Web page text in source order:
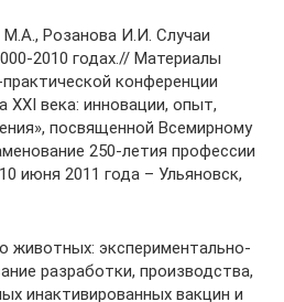
Розанова И.И. Случаи
2010 годах.// Материалы
конференции
XXI века: инновации, опыт,
посвященной Всемирному
250-летия профессии
июня 2011 года – Ульяновск,
животных: экспериментально-
разработки, производства,
инактивированных вакцин и